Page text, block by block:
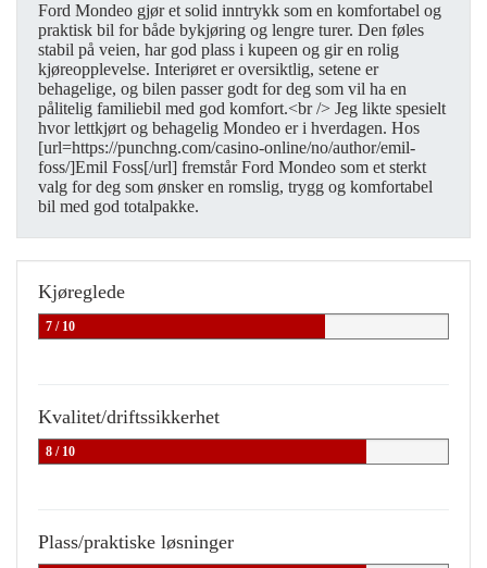
Ford Mondeo gjør et solid inntrykk som en komfortabel og
praktisk bil for både bykjøring og lengre turer. Den føles
stabil på veien, har god plass i kupeen og gir en rolig
kjøreopplevelse. Interiøret er oversiktlig, setene er
behagelige, og bilen passer godt for deg som vil ha en
pålitelig familiebil med god komfort.<br /> Jeg likte spesielt
hvor lettkjørt og behagelig Mondeo er i hverdagen. Hos
[url=https://punchng.com/casino-online/no/author/emil-
foss/]Emil Foss[/url] fremstår Ford Mondeo som et sterkt
valg for deg som ønsker en romslig, trygg og komfortabel
bil med god totalpakke.
Kjøreglede
7 / 10
Kvalitet/driftssikkerhet
8 / 10
Plass/praktiske løsninger